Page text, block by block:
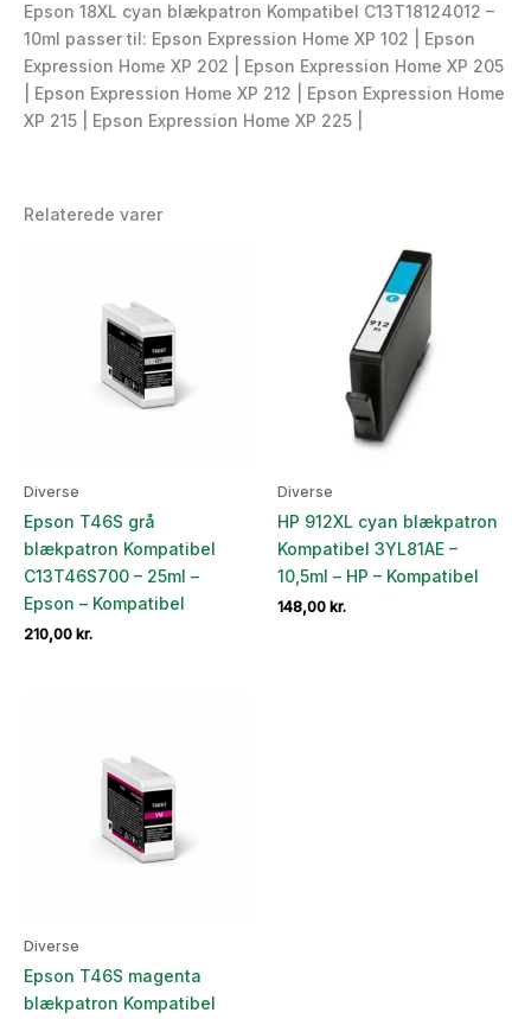
Epson 18XL cyan blækpatron Kompatibel C13T18124012 –
10ml passer til: Epson Expression Home XP 102 | Epson
Expression Home XP 202 | Epson Expression Home XP 205
| Epson Expression Home XP 212 | Epson Expression Home
XP 215 | Epson Expression Home XP 225 |
Relaterede varer
Diverse
Epson T46S grå
blækpatron Kompatibel
C13T46S700 – 25ml –
Epson – Kompatibel
210,00 kr.
Diverse
HP 912XL cyan blækpatron
Kompatibel 3YL81AE –
10,5ml – HP – Kompatibel
148,00 kr.
Diverse
Epson T46S magenta
blækpatron Kompatibel